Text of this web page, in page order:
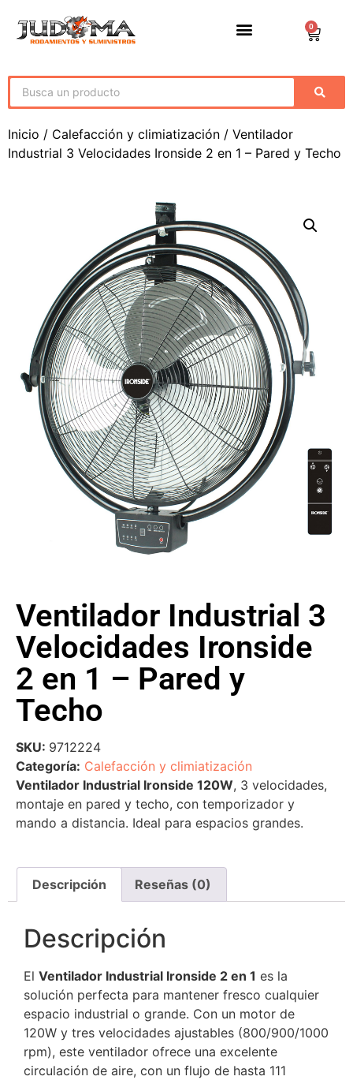
0
Inicio / Calefacción y climiatización / Ventilador
Industrial 3 Velocidades Ironside 2 en 1 – Pared y Techo
Ventilador Industrial 3
Velocidades Ironside
2 en 1 – Pared y
Techo
SKU: 9712224
Categoría: Calefacción y climiatización
Ventilador Industrial Ironside 120W, 3 velocidades,
montaje en pared y techo, con temporizador y
mando a distancia. Ideal para espacios grandes.
Descripción Reseñas (0)
Descripción
El Ventilador Industrial Ironside 2 en 1 es la
solución perfecta para mantener fresco cualquier
espacio industrial o grande. Con un motor de
120W y tres velocidades ajustables (800/900/1000
rpm), este ventilador ofrece una excelente
circulación de aire, con un flujo de hasta 111